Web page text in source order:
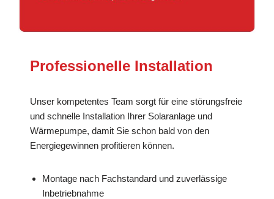
Professionelle Installation
Unser kompetentes Team sorgt für eine störungsfreie
und schnelle Installation Ihrer Solaranlage und
Wärmepumpe, damit Sie schon bald von den
Energiegewinnen profitieren können.
Montage nach Fachstandard und zuverlässige
Inbetriebnahme